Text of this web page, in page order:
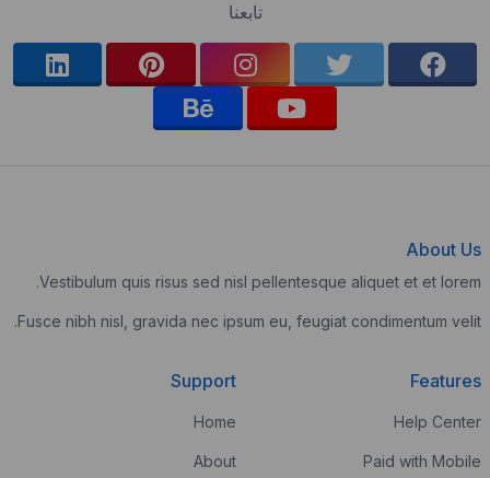
تابعنا
About Us
Vestibulum quis risus sed nisl pellentesque aliquet et et lorem.
Fusce nibh nisl, gravida nec ipsum eu, feugiat condimentum velit.
Features
Help Center
Paid with Mobile
Support
Home
About